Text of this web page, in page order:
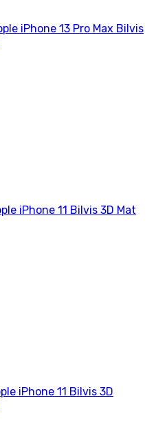
iPhone 13 Pro Max Bilvis
iPhone 11 Bilvis 3D Mat
iPhone 11 Bilvis 3D